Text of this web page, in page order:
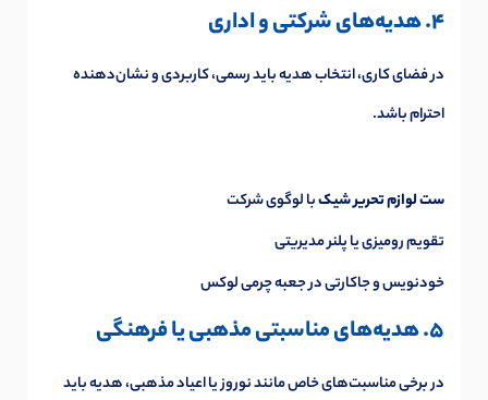
4. هدیه‌های شرکتی و اداری
در فضای کاری، انتخاب هدیه باید رسمی، کاربردی و نشان‌دهنده
احترام باشد.
ست لوازم تحریر شیکبا لوگوی شرکت
تقویم رومیزی یا پلنر مدیریتی
خودنویس و جاکارتی در جعبه چرمی لوکس
5. هدیه‌های مناسبتی مذهبی یا فرهنگی
در برخی مناسبت‌های خاص مانند نوروز یا اعیاد مذهبی، هدیه باید